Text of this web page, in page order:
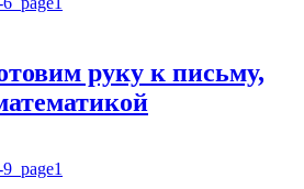
руку к письму,